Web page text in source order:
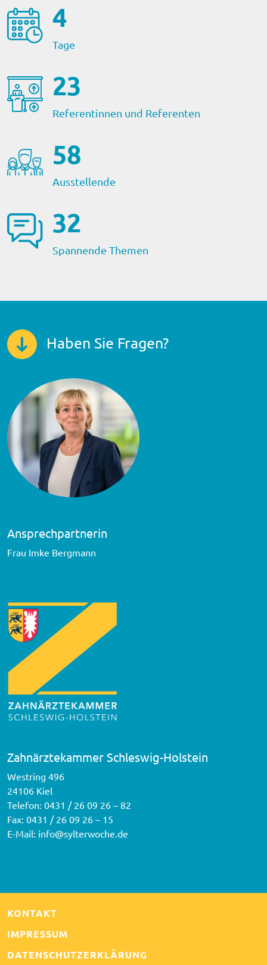
5
Tage
24
Referentinnen und Referenten
60
Ausstellende
33
Spannende Themen
Haben Sie Fragen?
Ansprechpartnerin
Frau Imke Bergmann
Zahnärztekammer Schleswig-Holstein
Westring 496
24106 Kiel
Telefon: 0431 / 26 09 26 – 82
Fax: 0431 / 26 09 26 – 15
E-Mail: info@sylterwoche.de
KONTAKT
IMPRESSUM
DATENSCHUTZERKLÄRUNG